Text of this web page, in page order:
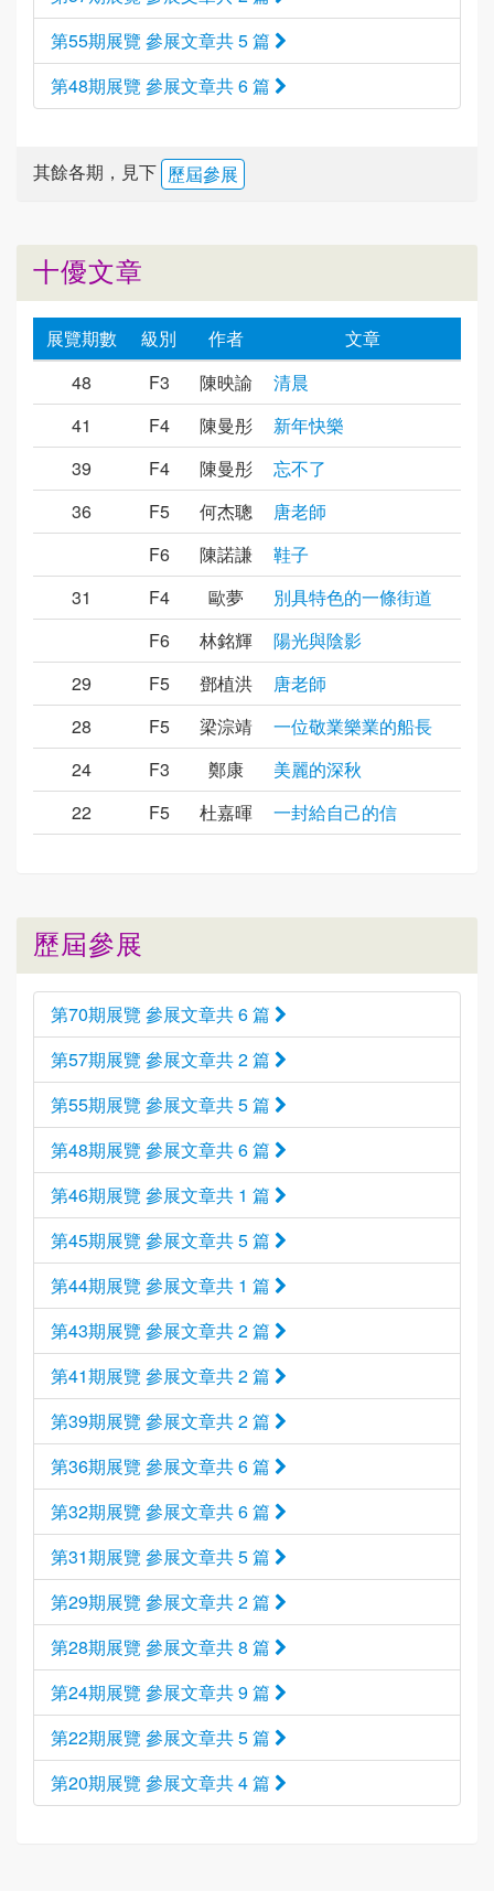
第55期展覽 參展文章共 5 篇
第48期展覽 參展文章共 6 篇
其餘各期，見下 歷屆參展
十優文章
展覽期數 級別 作者
文章
48
F3 陳映諭
清晨
41
F4 陳曼彤
新年快樂
39
F4 陳曼彤
忘不了
36
F5 何杰聰
唐老師
F6
陳諾謙
鞋子
31
F4 歐夢
別具特色的一條街道
F6
林銘輝
陽光與陰影
29
F5 鄧植洪
唐老師
28
F5 梁淙靖
一位敬業樂業的船長
24
F3 鄭康
美麗的深秋
22
F5 杜嘉暉 一封給自己的信
歷屆參展
第70期展覽 參展文章共 6 篇
第57期展覽 參展文章共 2 篇
第55期展覽 參展文章共 5 篇
第48期展覽 參展文章共 6 篇
第46期展覽 參展文章共 1 篇
第45期展覽 參展文章共 5 篇
第44期展覽 參展文章共 1 篇
第43期展覽 參展文章共 2 篇
第41期展覽 參展文章共 2 篇
第39期展覽 參展文章共 2 篇
第36期展覽 參展文章共 6 篇
第32期展覽 參展文章共 6 篇
第31期展覽 參展文章共 5 篇
第29期展覽 參展文章共 2 篇
第28期展覽 參展文章共 8 篇
第24期展覽 參展文章共 9 篇
第22期展覽 參展文章共 5 篇
第20期展覽 參展文章共 4 篇